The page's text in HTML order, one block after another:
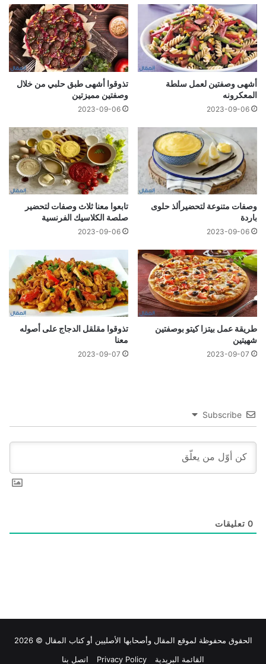
أشهى وصفتين لعمل سلطة
المعكرونه
2023-09-06
تذوقوا أشهى طبق حلبي من خلال
وصفتين مميزتين
2023-09-06
وصفات متنوعة لتحضيرألذ حلوى
باردة
2023-09-06
تابعوا معنا ثلاث وصفات لتحضير
صلصة الكلاسیك الفرنسية
2023-09-06
طريقة عمل بيتزا كيتو بوصفتين
شهيتين
2023-09-07
تذوقوا مقلقل الدجاج على أصوله
معنا
2023-09-07
Subscribe
0 تعليقات
الحقوق محفوظة لموقع المقال وأصحابها الأصليين أو كتاب المقال © 2026
القائمة البريدية
Privacy Policy اتصل بنا